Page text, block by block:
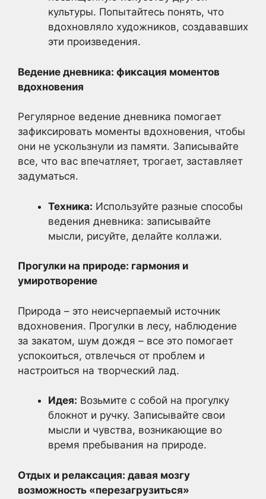
культуры. Попытайтесь понять, что
вдохновляло художников, создававших
эти произведения.
Ведение дневника: фиксация моментов
вдохновения
Регулярное ведение дневника помогает
зафиксировать моменты вдохновения, чтобы
они не ускользнули из памяти. Записывайте
все, что вас впечатляет, трогает, заставляет
задуматься.
Техника: Используйте разные способы
ведения дневника: записывайте
мысли, рисуйте, делайте коллажи.
Прогулки на природе: гармония и
умиротворение
Природа – это неисчерпаемый источник
вдохновения. Прогулки в лесу, наблюдение
за закатом, шум дождя – все это помогает
успокоиться, отвлечься от проблем и
настроиться на творческий лад.
Идея: Возьмите с собой на прогулку
блокнот и ручку. Записывайте свои
мысли и чувства, возникающие во
время пребывания на природе.
Отдых и релаксация: давая мозгу
возможность «перезагрузиться»